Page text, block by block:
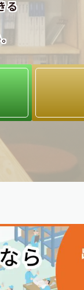
る